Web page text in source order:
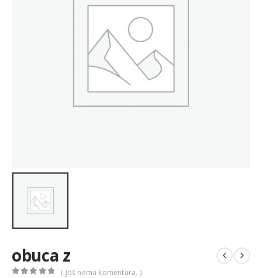
obuca z
( Još nema komentara. )